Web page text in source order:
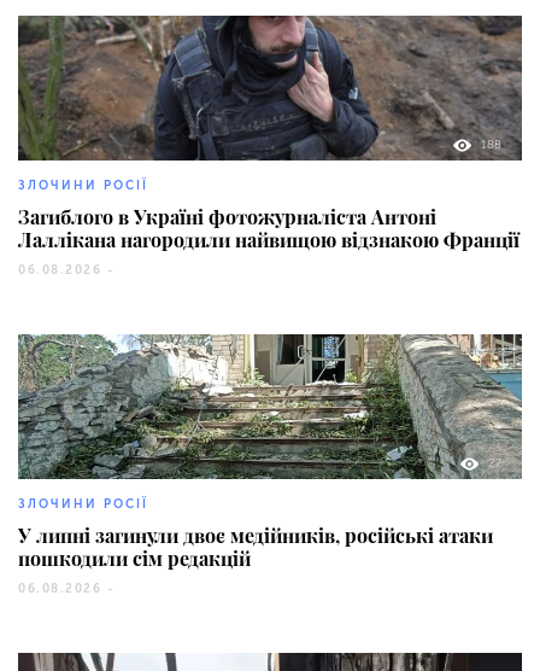
188
ЗЛОЧИНИ РОСІЇ
Загиблого в Україні фотожурналіста Антоні
Лаллікана нагородили найвищою відзнакою Франції
06.08.2026 -
27
ЗЛОЧИНИ РОСІЇ
У липні загинули двоє медійників, російські атаки
пошкодили сім редакцій
06.08.2026 -